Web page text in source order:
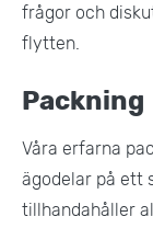
frågor och
flytten​.
Packning
Våra erfarna
ägodelar på ett
tillhandahåller